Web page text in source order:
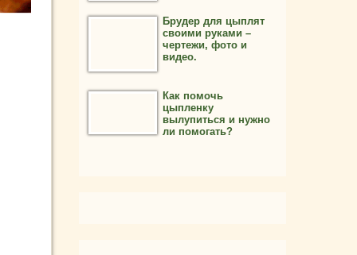
Брудер для цыплят
своими руками –
чертежи, фото и
видео.
Как помочь
цыпленку
вылупиться и нужно
ли помогать?